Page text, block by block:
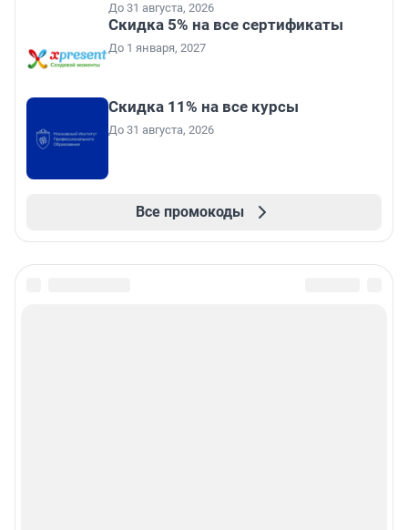
До 31 августа, 2026
Скидка 5% на все сертификаты
До 1 января, 2027
Скидка 11% на все курсы
До 31 августа, 2026
Все промокоды